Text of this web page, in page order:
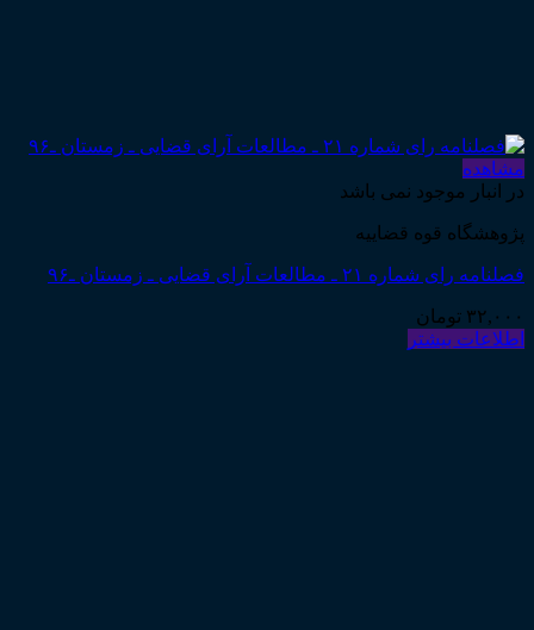
مشاهده
در انبار موجود نمی باشد
پژوهشگاه قوه قضاییه
فصلنامه رای شماره ۲۱ ـ مطالعات آرای قضایی ـ زمستان ـ۹۶
۳۲,۰۰۰ تومان
اطلاعات بیشتر